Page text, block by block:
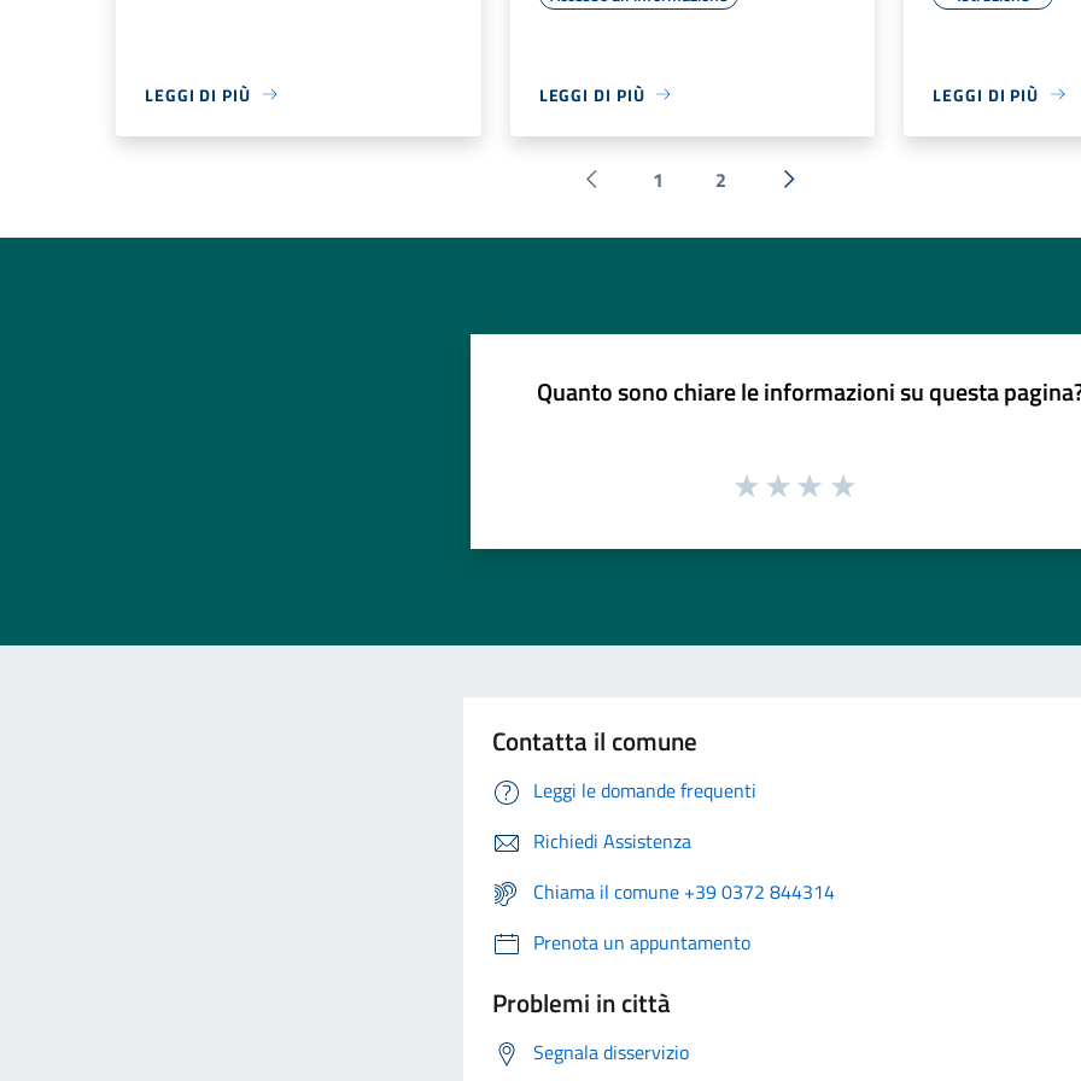
LEGGI DI PIÙ LEGGI DI PIÙ LEGGI DI PIÙ
Pagina precedente
1 2
Successiva »
Quanto sono chiare le informazioni su questa
Contatta il comune
Leggi le domande frequenti
Richiedi Assistenza
Chiama il comune +39 0372 844314
Prenota un appuntamento
Problemi in città
Segnala disservizio